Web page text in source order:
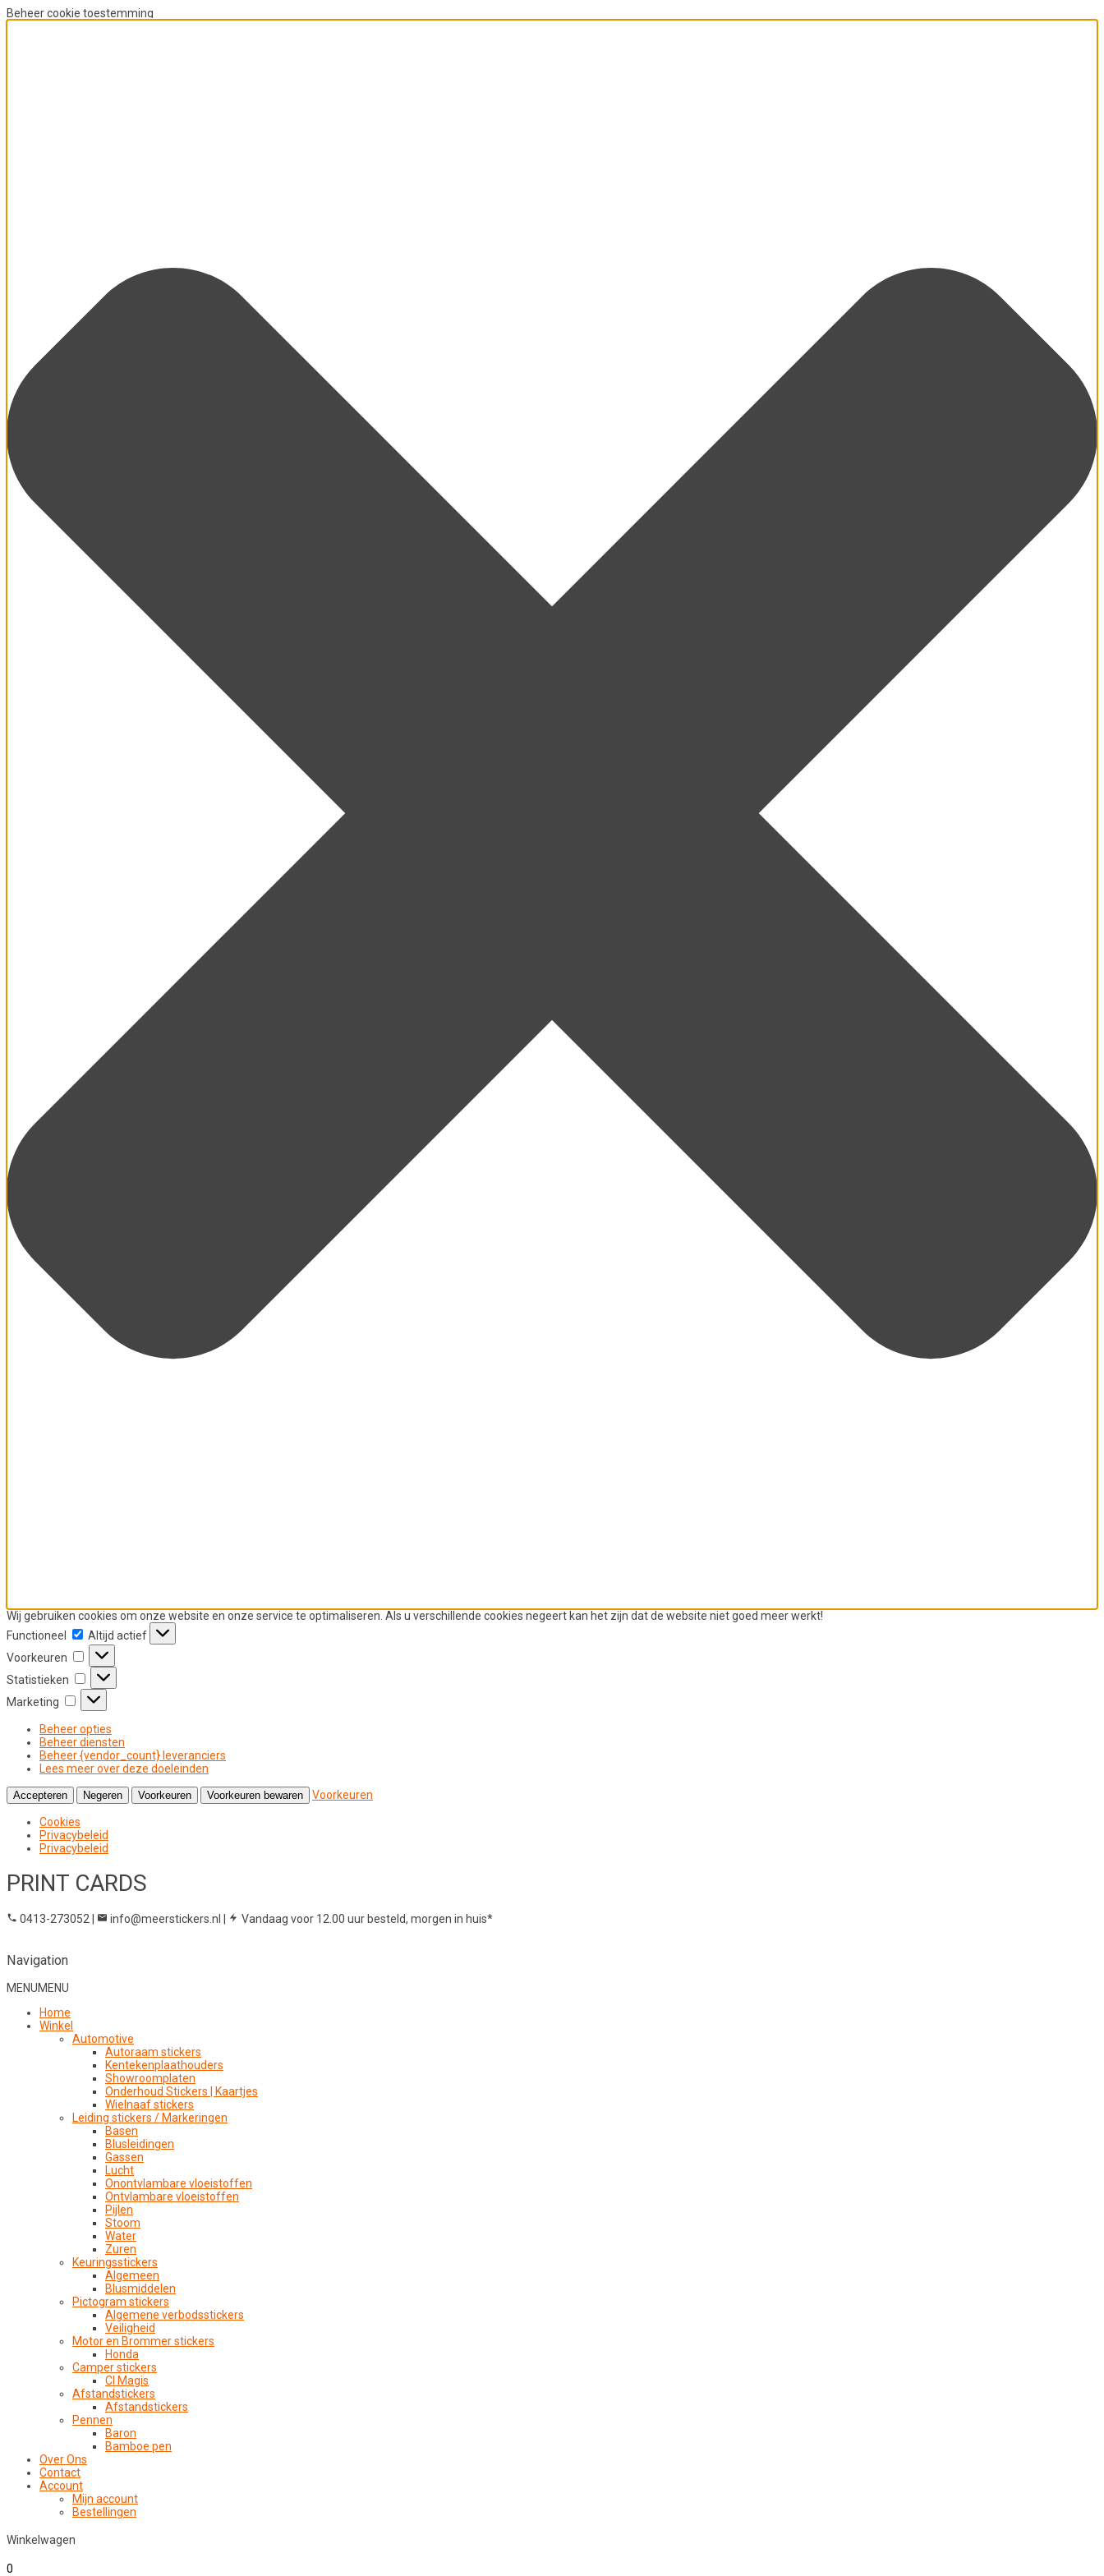
Beheer cookie toestemming
Wij gebruiken cookies om onze website en onze service te optimaliseren. Als u verschillende cookies negeert kan het zijn dat de website niet goed meer werkt!
Functioneel
Functioneel
Altijd actief
Voorkeuren
Voorkeuren
Statistieken
Statistieken
Marketing
Marketing
Beheer opties
Beheer diensten
Beheer {vendor_count} leveranciers
Lees meer over deze doeleinden
Accepteren Negeren Voorkeuren Voorkeuren bewaren Voorkeuren
Cookies
Privacybeleid
Privacybeleid
PRINT CARDS
0413-273052 info@meerstickers.nl Vandaag voor 12.00 uur besteld, morgen in huis*
Navigation
MENUMENU
Home
Winkel
Automotive
Autoraam stickers
Kentekenplaathouders
Showroomplaten
Onderhoud Stickers | Kaartjes
Wielnaaf stickers
Leiding stickers / Markeringen
Basen
Blusleidingen
Gassen
Lucht
Onontvlambare vloeistoffen
Ontvlambare vloeistoffen
Pijlen
Stoom
Water
Zuren
Keuringsstickers
Algemeen
Blusmiddelen
Pictogram stickers
Algemene verbodsstickers
Veiligheid
Motor en Brommer stickers
Honda
Camper stickers
CI Magis
Afstandstickers
Afstandstickers
Pennen
Baron
Bamboe pen
Over Ons
Contact
Account
Mijn account
Bestellingen
Winkelwagen
0